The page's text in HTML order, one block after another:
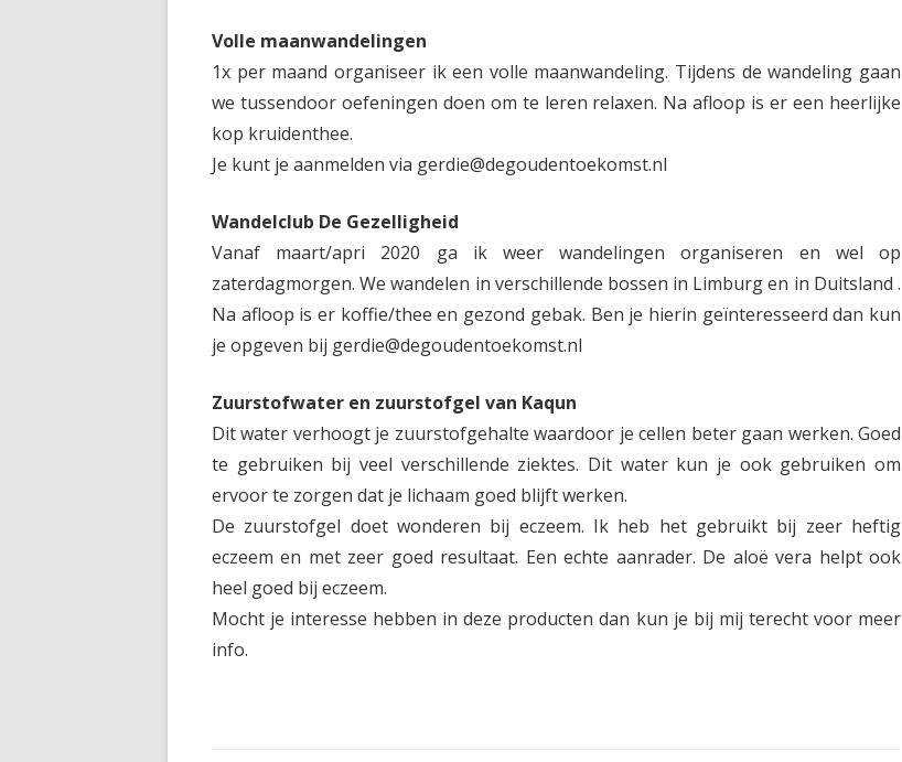
Volle maanwandelingen
1x per maand organiseer ik een volle maanwandeling. Tijdens de wandeling gaan
we tussendoor oefeningen doen om te leren relaxen. Na afloop is er een heerlijke
kop kruidenthee.
Je kunt je aanmelden via gerdie@degoudentoekomst.nl
Wandelclub De Gezelligheid
Vanaf maart/apri 2020 ga ik weer wandelingen organiseren en wel op
zaterdagmorgen. We wandelen in verschillende bossen in Limburg en in Duitsland .
Na afloop is er koffie/thee en gezond gebak. Ben je hierin geïnteresseerd dan kun
je opgeven bij gerdie@degoudentoekomst.nl
Zuurstofwater en zuurstofgel van Kaqun
Dit water verhoogt je zuurstofgehalte waardoor je cellen beter gaan werken. Goed
te gebruiken bij veel verschillende ziektes. Dit water kun je ook gebruiken om
ervoor te zorgen dat je lichaam goed blijft werken.
De zuurstofgel doet wonderen bij eczeem. Ik heb het gebruikt bij zeer heftig
eczeem en met zeer goed resultaat. Een echte aanrader. De aloë vera helpt ook
heel goed bij eczeem.
Mocht je interesse hebben in deze producten dan kun je bij mij terecht voor meer
info.